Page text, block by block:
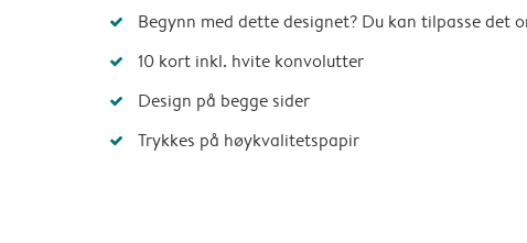
Begynn med dette designet? Du kan tilpasse det
10 kort inkl. hvite konvolutter
Design på begge sider
Trykkes på høykvalitetspapir